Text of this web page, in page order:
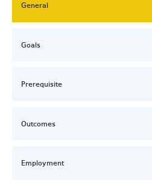
General
Goals
Prerequisite
Outcomes
Employment